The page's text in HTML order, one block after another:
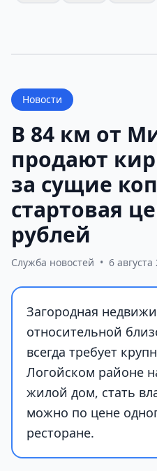
Новости
В 84 км от
продают
за сущие
стартовая
рублей
Служба новостей • 6
Загородная
относительной
всегда требует
Логойском районе
жилой дом, стать
можно по цене
ресторане.